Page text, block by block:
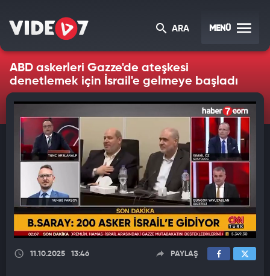
ARA MENÜ
ABD askerleri Gazze'de ateşkesi
denetlemek için İsrail'e gelmeye başladı
11.10.2025 13:46 PAYLAŞ